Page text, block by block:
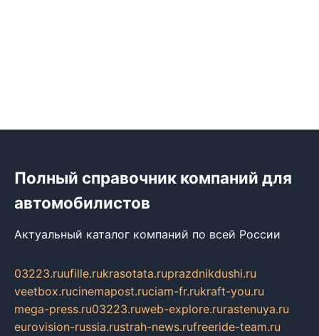
Полный справочник компаний для
автомобилистов
Актуальный каталог компаний по всей России
03223.ruufille.rukrasotata.ruprazdnikdushi.ru
veetbox.rucinemapost.ruciam-fr.rukraft-you.ru
mega-press.ru03223.ruweb-explore.rurastenuya.ru
eurovision-russia.rustrah-news.rufreeride-team.ru